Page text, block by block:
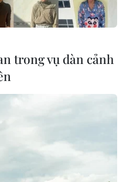
trong vụ dàn cảnh